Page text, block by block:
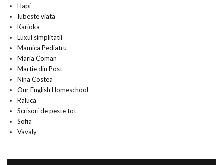
Hapi
Iubeste viata
Karioka
Luxul simplitatii
Mamica Pediatru
Maria Coman
Martie din Post
Nina Costea
Our English Homeschool
Raluca
Scrisori de peste tot
Sofia
Vavaly